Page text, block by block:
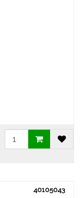
40105043